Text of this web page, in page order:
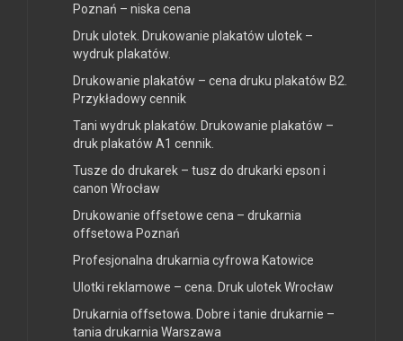
Poznań – niska cena
Druk ulotek. Drukowanie plakatów ulotek –
wydruk plakatów.
Drukowanie plakatów – cena druku plakatów B2.
Przykładowy cennik
Tani wydruk plakatów. Drukowanie plakatów –
druk plakatów A1 cennik.
Tusze do drukarek – tusz do drukarki epson i
canon Wrocław
Drukowanie offsetowe cena – drukarnia
offsetowa Poznań
Profesjonalna drukarnia cyfrowa Katowice
Ulotki reklamowe – cena. Druk ulotek Wrocław
Drukarnia offsetowa. Dobre i tanie drukarnie –
tania drukarnia Warszawa